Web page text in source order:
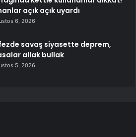
açık açık uyardı
6, 2026
savaş siyasette deprem,
allak bullak
5, 2026